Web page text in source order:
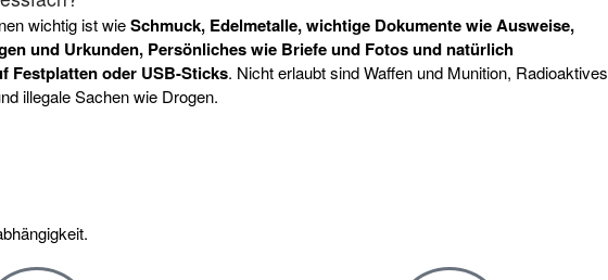
wichtig ist wieSchmuck, Edelmetalle, wichtige Dokumente wie Ausweise,
und Urkunden, Persönliches wie Briefe und Fotos und natürlich
Festplatten oder USB-Sticks. Nicht erlaubt sind Waffen und Munition, Radioaktives
illegale Sachen wie Drogen.